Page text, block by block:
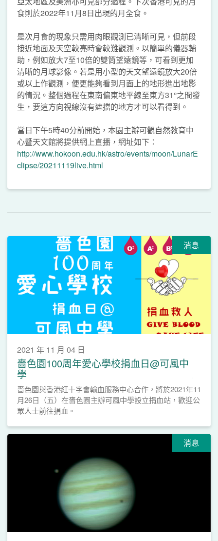
食則於2022年11月8日出現的月全食。
是次月食的現象只需用肉眼觀測已清晰可見，但前段
接近地面及天空較亮時會較難觀測。以簡單的儀器輔
助，例如放大7至10倍的雙筒望遠鏡等，可看到更加
清晰的月球影像。若是用小型的天文望遠鏡放大20倍
或以上作觀測，便更能夠看到月面上的地形進出地影
的情況。整個過程在東南偏東地平線至東方31°之間發
生，要這方向視線沒有遮擋的地方才可以看得到。
當日下午5時40分前開始，本園主辦可觀自然教育中
心暨天文館將提供網上直播，網址如下：
http://www.hokoon.edu.hk/astro/events/moon/LunarE
clipse/20211119live.html
消息
2021 年 11 月 04 日
嗇色園100周年愛心學校捐血日@可風中
學
嗇色園與香港紅十字會輸血服務中心合作，將於2021年11
月26日（五）在嗇色園主辦可風中學設立捐血站，歡迎公
眾人士前往捐血。
消息